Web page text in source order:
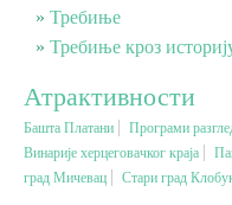
Планински туризам
Бањски туризам
Вјерски туризам
Требиње
Требиње кроз
Атрактивности
Башта Платани Програми
Винарије херцеговачког краја
град Мичевац
Стари град